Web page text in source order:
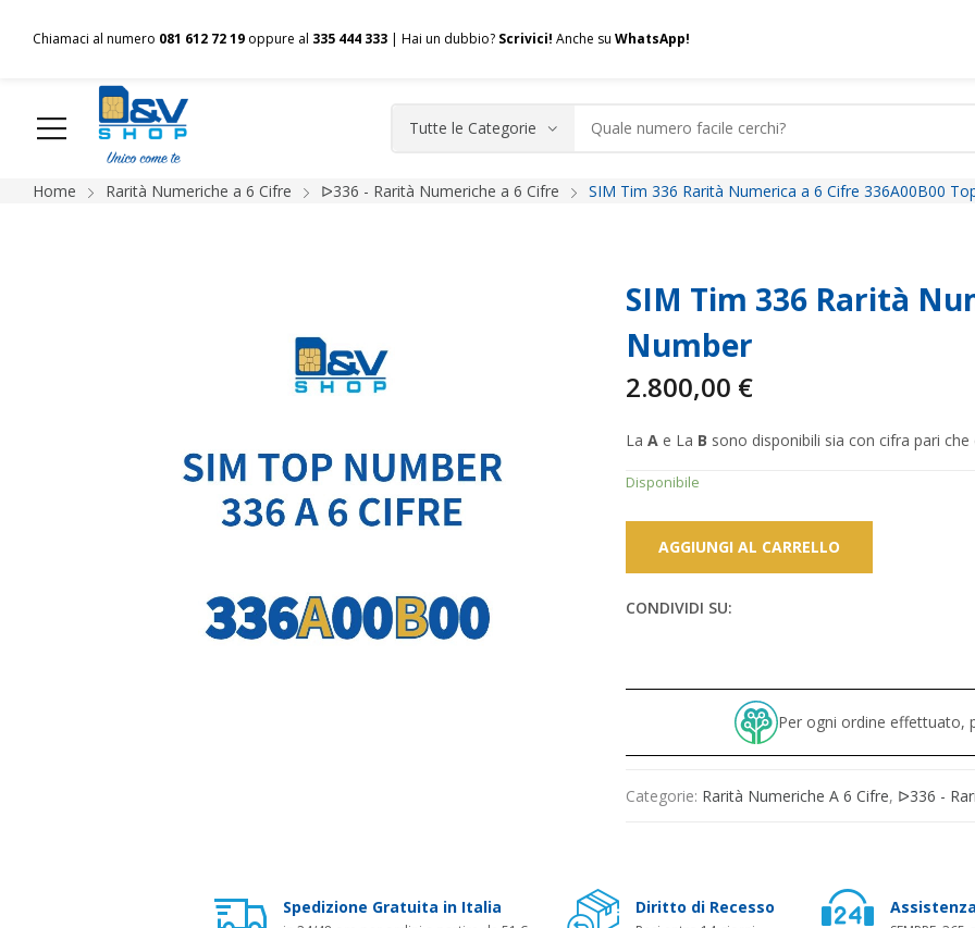
Chiamaci al numero 081 612 72 19 oppure al 335 444 333 | Hai un dubbio? Scrivici! Anche su WhatsApp!
HOME Chi siamo Shop Spedizioni Pagamenti F.A.Q. Contatti Consulenza Valuta la tua SIM Permuta
Home Rarità Numeriche a 6 Cifre ᐅ336 - Rarità Numeriche a 6 Cifre SIM Tim 336 Rarità Numerica a 6 Cifre 336A00B00
SIM Tim 336 Rarità
Number
2.800,00 €
La A e La B sono disponibili sia con cifra pari che
Disponibile
AGGIUNGI AL CARRELLO
CONDIVIDI SU:
Per ogni ordine effettuato,
Categorie: Rarità Numeriche A 6 Cifre, ᐅ336 -
Spedizione Gratuita in Italia Diritto di Recesso